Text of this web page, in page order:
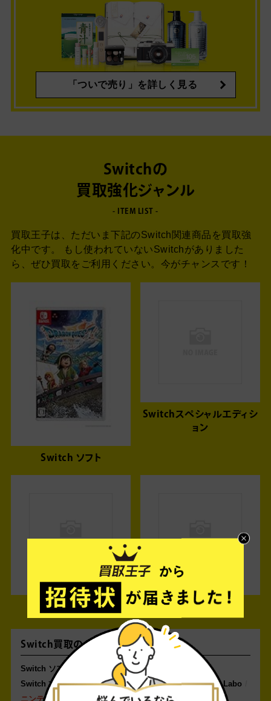
「ついで売り」を詳しく見る
Switchの
買取強化ジャンル
- ITEM LIST -
買取王子は、ただいま下記のSwitch関連商品を買取強
化中です。
もし使われていないSwitchがありました
ら、 ぜひ買取をご利用ください。今がチャンスです！
Switch ソフト
Switchスペシャルエディシ
ョン
Switch 本体 Switch 周辺機器
Switch買取のジャンル一覧
Switch ソフト
Switchスペシャルエディション
Switch 本体
Switch 周辺機器 Switch Lite
Switch Labo
ニンテンドー3DS
ニンテンドーDS